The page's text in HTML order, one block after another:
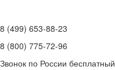
8 (499) 653-88-23
8 (800) 775-72-96
Звонок по России бесплатный